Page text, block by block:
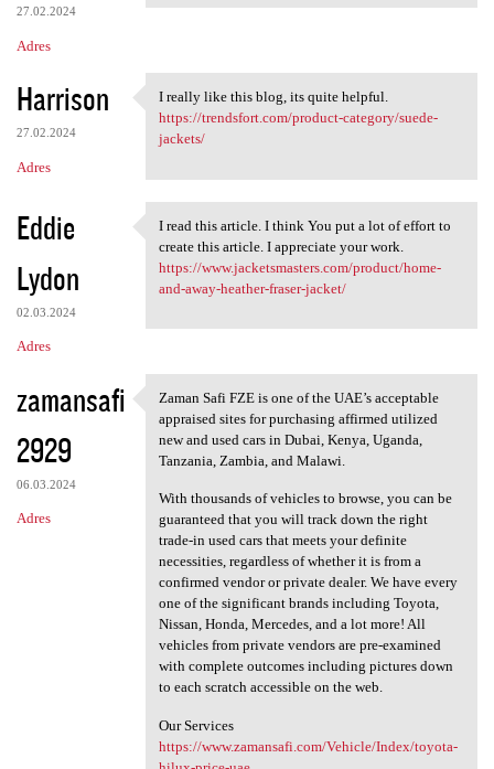
27.02.2024
Adres
Harrison
27.02.2024
Adres
I really like this blog, its
I really like this blog, its quite helpful.
https://trendsfort.com/product-category/suede-
jackets/
Eddie
Lydon
02.03.2024
Adres
I read this article. I think
I read this article. I think You put a lot of effort to
create this article. I appreciate your work.
https://www.jacketsmasters.com/product/home-
and-away-heather-fraser-jacket/
zamansafi
2929
06.03.2024
Adres
Zaman Safi FZE is one of the
Zaman Safi FZE is one of the UAE’s acceptable
appraised sites for purchasing affirmed utilized
new and used cars in Dubai, Kenya, Uganda,
Tanzania, Zambia, and Malawi.
With thousands of vehicles to browse, you can be
guaranteed that you will track down the right
trade-in used cars that meets your definite
necessities, regardless of whether it is from a
confirmed vendor or private dealer. We have every
one of the significant brands including Toyota,
Nissan, Honda, Mercedes, and a lot more! All
vehicles from private vendors are pre-examined
with complete outcomes including pictures down
to each scratch accessible on the web.
Our Services
https://www.zamansafi.com/Vehicle/Index/toyota-